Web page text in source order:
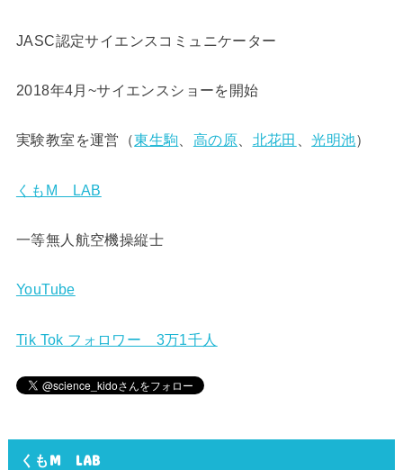
JASC認定サイエンスコミュニケーター
2018年4月~サイエンスショーを開始
実験教室を運営（東生駒 高の原 北花田 、光明池）
くもM LAB
一等無人航空機操縦士
YouTube
Tik Tok フォロワー 3万1千人
くもM LAB